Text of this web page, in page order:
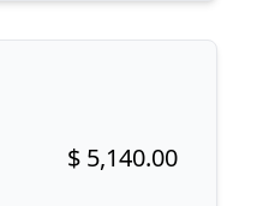
Buy now!
$ 5,140.00